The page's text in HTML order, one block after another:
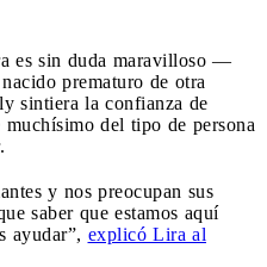
es sin duda maravilloso —
prematuro de otra
sintiera la confianza de
del tipo de persona
y nos preocupan sus
saber que estamos aquí
ayudar”, explicó Lira al